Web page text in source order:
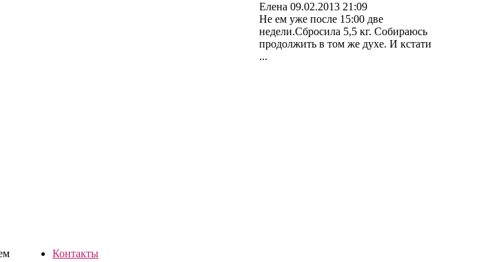
Елена 09.02.2013 21:09
Не ем уже после 15:00 две
недели.Сбросила 5,5 кг. Собираюсь
продолжить в том же духе. И кстати
...
Контакты